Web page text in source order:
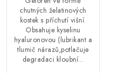
chutných želatinových
kostek s příchutí višní.
Obsahuje kyselinu
hyaluronovou (lubrikant a
tlumič nárazů,potlačuje
degradaci kloubní...